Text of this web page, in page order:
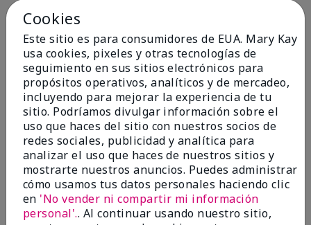
OPINIONES
4.9
299 Reseñas
Escribir Una Opinión
99%
de los encuestados recomendaría a un amigo.
5 estrellas 287
Cookies
Este sitio es para consumidores de EUA. Mary Kay
usa cookies, pixeles y otras tecnologías de
seguimiento en sus sitios electrónicos para
propósitos operativos, analíticos y de mercadeo,
incluyendo para mejorar la experiencia de tu
sitio. Podríamos divulgar información sobre el
uso que haces del sitio con nuestros socios de
redes sociales, publicidad y analítica para
analizar el uso que haces de nuestros sitios y
mostrarte nuestros anuncios. Puedes administrar
cómo usamos tus datos personales haciendo clic
en 'No vender ni compartir mi información
personal'.. Al continuar usando nuestro sitio,